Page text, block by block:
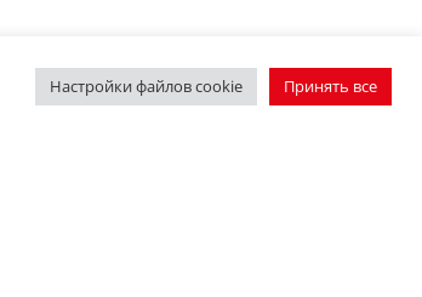
Настройки файлов cookie Принять все